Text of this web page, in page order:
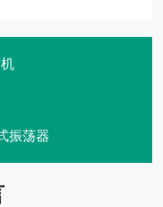
振荡器